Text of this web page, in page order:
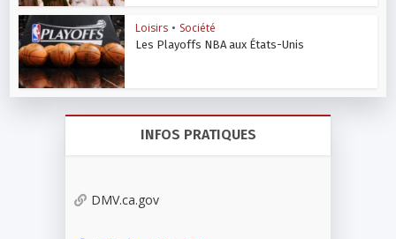
Loisirs • Société
Les Playoffs NBA aux États-Unis
INFOS PRATIQUES
DMV.ca.gov